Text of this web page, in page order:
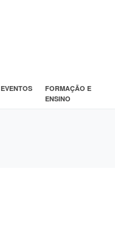
EVENTOS
FORMAÇÃO E
ENSINO